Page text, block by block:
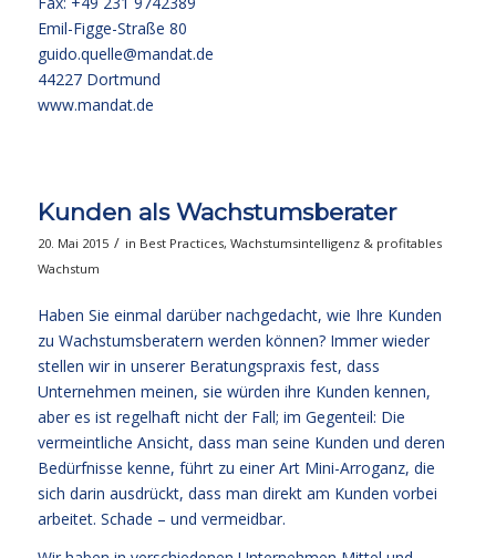
Emil-Figge-Straße 80
guido.quelle@mandat.de
44227 Dortmund
www.mandat.de
Kunden als Wachstumsberater
20. Mai 2015 / in Best Practices, Wachstumsintelligenz & profitables
Wachstum
Haben Sie einmal darüber nachgedacht, wie Ihre Kunden
zu Wachstumsberatern werden können? Immer wieder
stellen wir in unserer Beratungspraxis fest, dass
Unternehmen meinen, sie würden ihre Kunden kennen,
aber es ist regelhaft nicht der Fall; im Gegenteil: Die
vermeintliche Ansicht, dass man seine Kunden und deren
Bedürfnisse kenne, führt zu einer Art Mini-Arroganz, die
sich darin ausdrückt, dass man direkt am Kunden vorbei
arbeitet. Schade – und vermeidbar.